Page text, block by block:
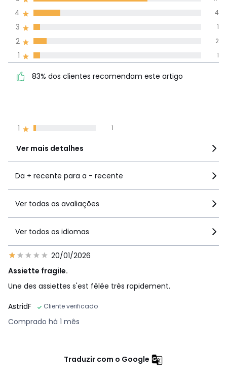
1 1
recomendam este artigo
Ver mais detalhes
1 1
2 2
3 1
4 4
83% dos clientes recomendam este artigo
Da + recente para a - recente
Ver todas as avaliações
Ver todos os idiomas
20/01/2026
Assiette fragile.
Une des assiettes s'est fêlée très rapidement.
AstridF
Cliente verificado
Comprado há 1 mês
Traduzir com o Google